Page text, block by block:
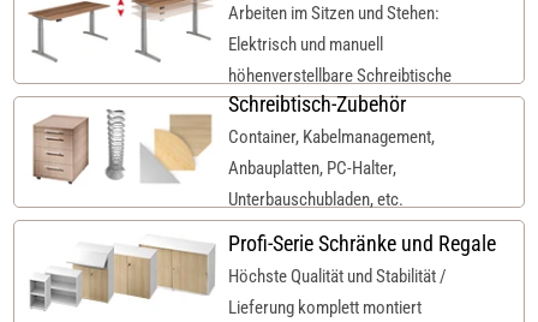
Arbeiten im Sitzen und Stehen:
Elektrisch und manuell
höhenverstellbare Schreibtische
Schreibtisch-Zubehör
Container, Kabelmanagement,
Anbauplatten, PC-Halter,
Unterbauschubladen, etc.
Profi-Serie Schränke und Regale
Höchste Qualität und Stabilität /
Lieferung komplett montiert